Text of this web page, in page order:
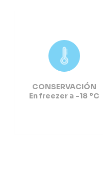
CONSERVACIÓN
En freezer a -18 ºC